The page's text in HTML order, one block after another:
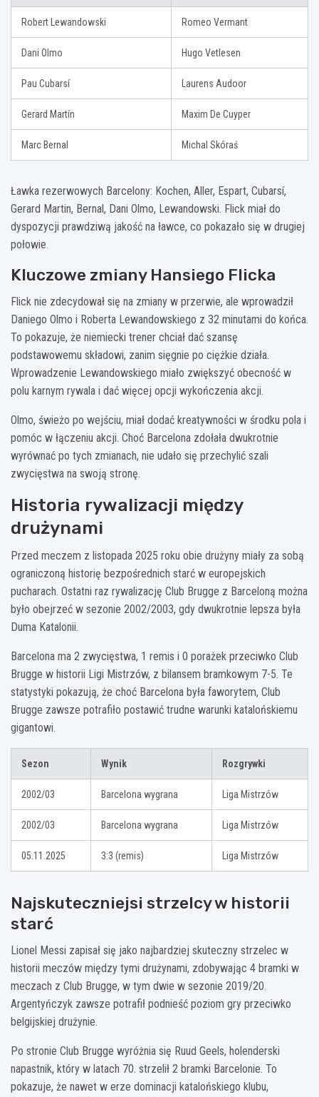
Robert Lewandowski Romeo Vermant
Dani Olmo Hugo Vetlesen
Pau Cubarsí Laurens Audoor
Gerard Martín Maxim De Cuyper
Marc Bernal Michal Skóraś
Ławka rezerwowych Barcelony: Kochen, Aller, Espart, Cubarsí,
Gerard Martin, Bernal, Dani Olmo, Lewandowski. Flick miał do
dyspozycji prawdziwą jakość na ławce, co pokazało się w drugiej
połowie.
Kluczowe zmiany Hansiego Flicka
Flick nie zdecydował się na zmiany w przerwie, ale wprowadził
Daniego Olmo i Roberta Lewandowskiego z 32 minutami do końca.
To pokazuje, że niemiecki trener chciał dać szansę
podstawowemu składowi, zanim sięgnie po ciężkie działa.
Wprowadzenie Lewandowskiego miało zwiększyć obecność w
polu karnym rywala i dać więcej opcji wykończenia akcji.
Olmo, świeżo po wejściu, miał dodać kreatywności w środku pola i
pomóc w łączeniu akcji. Choć Barcelona zdołała dwukrotnie
wyrównać po tych zmianach, nie udało się przechylić szali
zwycięstwa na swoją stronę.
Historia rywalizacji między
drużynami
Przed meczem z listopada 2025 roku obie drużyny miały za sobą
ograniczoną historię bezpośrednich starć w europejskich
pucharach. Ostatni raz rywalizację Club Brugge z Barceloną można
było obejrzeć w sezonie 2002/2003, gdy dwukrotnie lepsza była
Duma Katalonii.
Barcelona ma 2 zwycięstwa, 1 remis i 0 porażek przeciwko Club
Brugge w historii Ligi Mistrzów, z bilansem bramkowym 7-5. Te
statystyki pokazują, że choć Barcelona była faworytem, Club
Brugge zawsze potrafiło postawić trudne warunki katalońskiemu
gigantowi.
Sezon Wynik Rozgrywki
2002/03 Barcelona wygrana Liga Mistrzów
2002/03 Barcelona wygrana Liga Mistrzów
05.11.2025 3:3 (remis) Liga Mistrzów
Najskuteczniejsi strzelcy w historii
starć
Lionel Messi zapisał się jako najbardziej skuteczny strzelec w
historii meczów między tymi drużynami, zdobywając 4 bramki w
meczach z Club Brugge, w tym dwie w sezonie 2019/20.
Argentyńczyk zawsze potrafił podnieść poziom gry przeciwko
belgijskiej drużynie.
Po stronie Club Brugge wyróżnia się Ruud Geels, holenderski
napastnik, który w latach 70. strzelił 2 bramki Barcelonie. To
pokazuje, że nawet w erze dominacji katalońskiego klubu,